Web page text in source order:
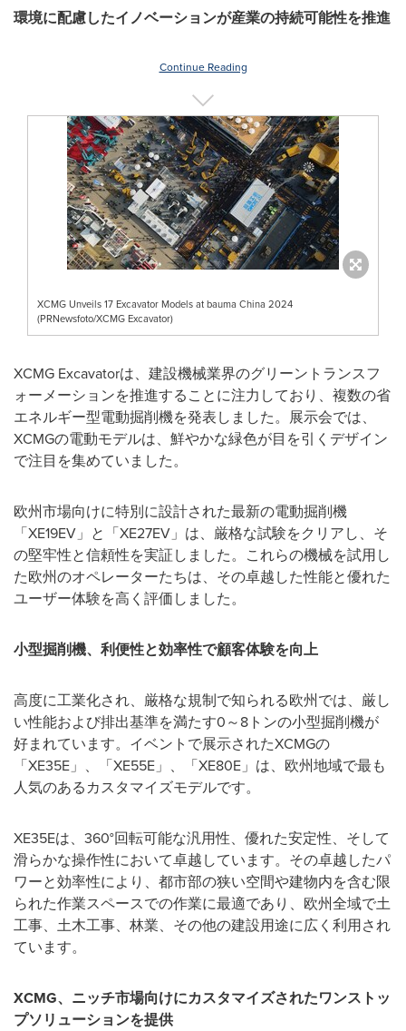
環境に配慮したイノベーションが産業の持続可能性を推進
Continue Reading
XCMG Unveils 17 Excavator Models at bauma China 2024
(PRNewsfoto/XCMG Excavator)
XCMG Excavatorは、建設機械業界のグリーントランスフ
ォーメーションを推進することに注力しており、複数の省
エネルギー型電動掘削機を発表しました。展示会では、
XCMGの電動モデルは、鮮やかな緑色が目を引くデザイン
で注目を集めていました。
欧州市場向けに特別に設計された最新の電動掘削機
「XE19EV」と「XE27EV」は、厳格な試験をクリアし、そ
の堅牢性と信頼性を実証しました。これらの機械を試用し
た欧州のオペレーターたちは、その卓越した性能と優れた
ユーザー体験を高く評価しました。
小型掘削機、利便性と効率性で顧客体験を向上
高度に工業化され、厳格な規制で知られる欧州では、厳し
い性能および排出基準を満たす0～8トンの小型掘削機が
好まれています。イベントで展示されたXCMGの
「XE35E」、「XE55E」、「XE80E」は、欧州地域で最も
人気のあるカスタマイズモデルです。
XE35Eは、360°回転可能な汎用性、優れた安定性、そして
滑らかな操作性において卓越しています。その卓越したパ
ワーと効率性により、都市部の狭い空間や建物内を含む限
られた作業スペースでの作業に最適であり、欧州全域で土
工事、土木工事、林業、その他の建設用途に広く利用され
ています。
XCMG、ニッチ市場向けにカスタマイズされたワンストッ
プソリューションを提供